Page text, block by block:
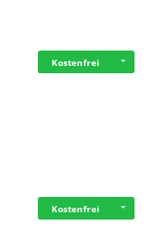
Kostenfrei
Kostenfrei